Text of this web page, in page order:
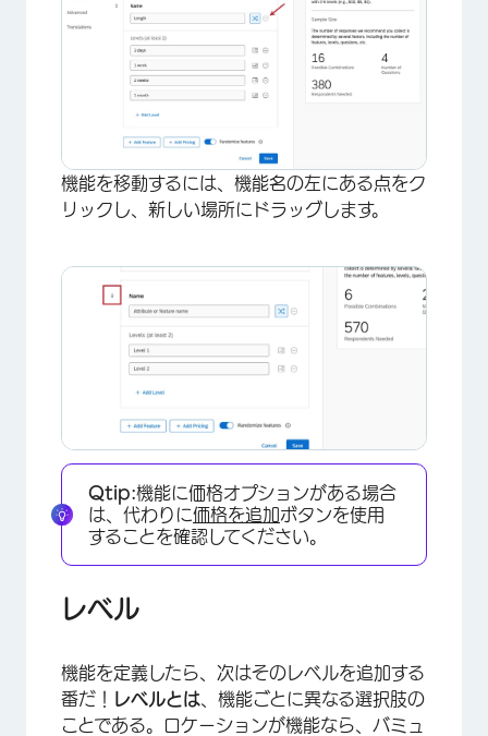
×
機能を移動するには、機能名の左にある点をク
リックし、新しい場所にドラッグします。
Qtip:機能に価格オプションがある場合
は、代わりに価格を追加ボタンを使用
することを確認してください。
レベル
機能を定義したら、次はそのレベルを追加する
番だ！
レベルとは 、機能ごとに異なる選択肢の
ことである。ロケーションが機能なら、バミュ